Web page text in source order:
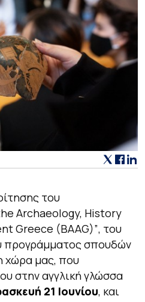
του
Archaeology, History
Greece (BAAG)”, του
προγράμματος σπουδών
χώρα μας, που
στην αγγλική γλώσσα
21 Ιουνίου, και